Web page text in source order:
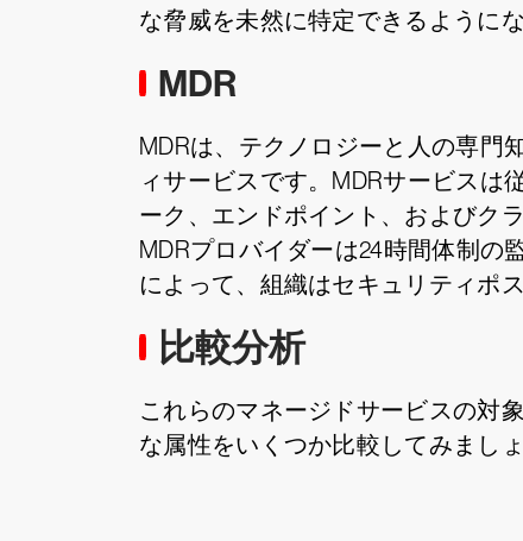
な脅威を未然に特定できるようにな
MDR
MDRは、テクノロジーと人の専門
ィサービスです。MDRサービスは
ーク、エンドポイント、およびク
MDRプロバイダーは24時間体制
によって、組織はセキュリティポ
比較分析
これらのマネージドサービスの対
な属性をいくつか比較してみましょ